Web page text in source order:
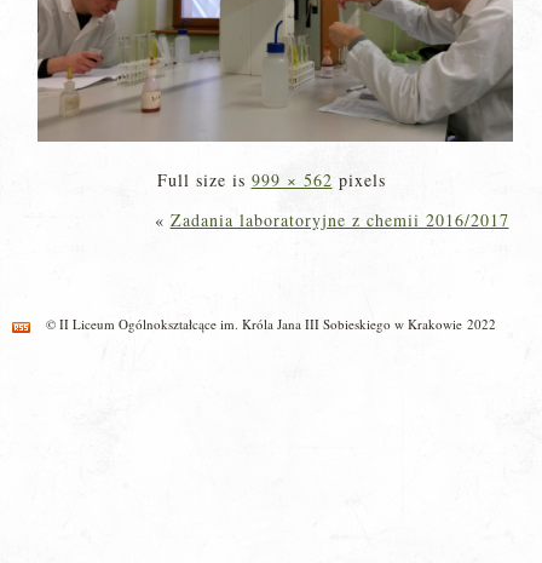
Full size is 999 × 562 pixels
« Zadania laboratoryjne z chemii 2016/2017
© II Liceum Ogólnokształcące im. Króla Jana III Sobieskiego w Krakowie 2022